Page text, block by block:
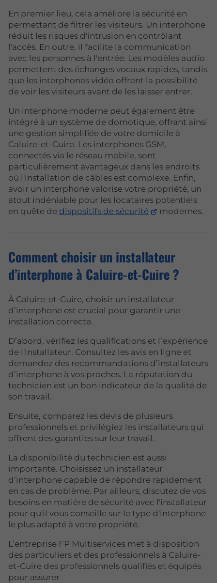
En premier lieu, cela améliore la sécurité en
permettant de filtrer les visiteurs. Un interphone
réduit les risques d'intrusion en contrôlant
l'accès. En outre, il facilite la communication
avec les personnes à l'entrée. Les modèles audio
permettent des échanges vocaux rapides, tandis
que les interphones vidéo offrent la possibilité
de voir les visiteurs avant de les laisser entrer.
Un interphone moderne peut également être
intégré à un système de domotique, offrant ainsi
une gestion simplifiée de votre domicile à
Caluire-et-Cuire. Les interphones GSM,
connectés via le réseau mobile, sont
particulièrement avantageux dans les endroits
où l'installation de câbles est complexe. Enfin,
avoir un interphone valorise votre propriété, un
atout indéniable pour les locataires potentiels
en quête de dispositifs de sécurité modernes.
Comment choisir un installateur
d’interphone à Caluire-et-Cuire ?
À Caluire-et-Cuire, choisir un installateur
d’interphone est crucial pour garantir une
installation correcte.
D’abord, vérifiez les qualifications et l’expérience
de l'installateur. Consultez les avis en ligne et
demandez des recommandations d’installateurs
d’interphone à vos proches. La réputation du
technicien est un bon indicateur de la qualité de
son travail.
Ensuite, comparez les devis de plusieurs
professionnels et privilégiez les installateurs qui
offrent des garanties sur leur travail.
La disponibilité du technicien est aussi
importante. Choisissez un installateur
d’interphone capable de répondre rapidement
en cas de problème. Par ailleurs, discutez de vos
besoins en matière de sécurité avec l'installateur
pour qu'il vous conseille sur le type d'interphone
le plus adapté à votre propriété.
L’entreprise FP Multiservices met à disposition
des particuliers et des professionnels à Caluire-
et-Cuire des professionnels qualifiés et équipés
pour assurer